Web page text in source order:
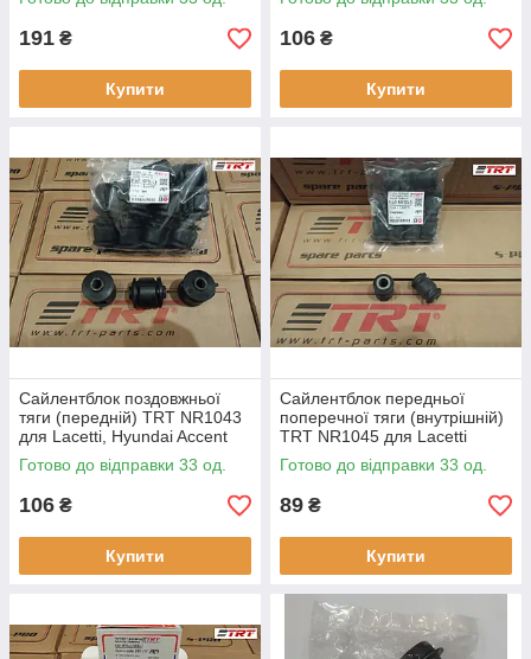
191 ₴
Купити
Sportage, Tucson
106 ₴
Купити
Сайлентблок поздовжньої
тяги (передній) TRT NR1043
для Lacetti, Hyundai Accent
Coupe, Excel, Matrix, Tiburon,
Tuscani, Kia,
Готово до відправки 33 од.
106 ₴
Купити
Сайлентблок передньої
поперечної тяги (внутрішній)
TRT NR1045 для Lacetti
Готово до відправки 33 од.
89 ₴
Купити